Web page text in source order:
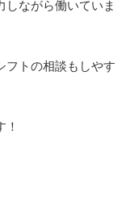
しながら働いていま
フトの相談もしやす